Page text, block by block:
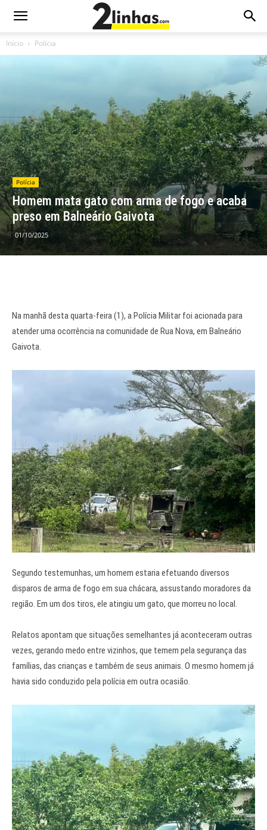
Início Polícia
Polícia
Homem mata gato com arma de fogo e acaba
preso em Balneário Gaivota
01/10/2025
Na manhã desta quarta-feira (1), a Polícia Militar foi acionada para
atender uma ocorrência na comunidade de Rua Nova, em Balneário
Gaivota.
Segundo testemunhas, um homem estaria efetuando diversos
disparos de arma de fogo em sua chácara, assustando moradores da
região. Em um dos tiros, ele atingiu um gato, que morreu no local.
Relatos apontam que situações semelhantes já aconteceram outras
vezes, gerando medo entre vizinhos, que temem pela segurança das
famílias, das crianças e também de seus animais. O mesmo homem já
havia sido conduzido pela polícia em outra ocasião.